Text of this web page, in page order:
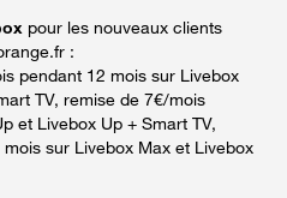
pour les nouveaux clients
:
pendant 12 mois sur Livebox
TV, remise de 7€/mois
et Livebox Up + Smart TV,
sur Livebox Max et Livebox